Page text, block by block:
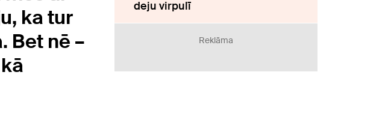
ka tur
Bet nē –
deju virpulī
Reklāma